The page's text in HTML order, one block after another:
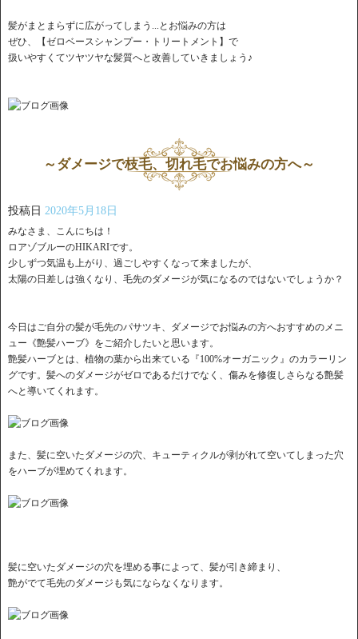
髪がまとまらずに広がってしまう...とお悩みの方は
ぜひ、【ゼロベースシャンプー・トリートメント】で
扱いやすくてツヤツヤな髪質へと改善していきましょう♪
～ダメージで枝毛、切れ毛でお悩みの方へ～
投稿日 2020年5月18日
みなさま、こんにちは！
ロアゾブルーのHIKARIです。
少しずつ気温も上がり、過ごしやすくなって来ましたが、
太陽の日差しは強くなり、毛先のダメージが気になるのではないでしょうか？
今日はご自分の髪が毛先のパサツキ、ダメージでお悩みの方へおすすめのメニ
ュー《艶髪ハーブ》をご紹介したいと思います。
艶髪ハーブとは、植物の葉から出来ている『100%オーガニック』のカラーリン
グです。髪へのダメージがゼロであるだけでなく、傷みを修復しさらなる艶髪
へと導いてくれます。
また、髪に空いたダメージの穴、キューティクルが剥がれて空いてしまった穴
をハーブが埋めてくれます。
髪に空いたダメージの穴を埋める事によって、髪が引き締まり、
艶がでて毛先のダメージも気にならなくなります。